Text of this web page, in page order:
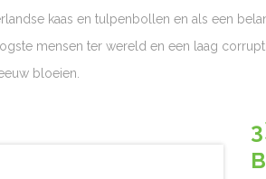
kaas en tulpenbollen en als een
mensen ter wereld en een laag
bloeien.